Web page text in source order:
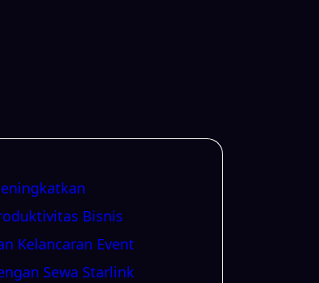
Bisnis
Kelancaran Event
Sewa Starlink